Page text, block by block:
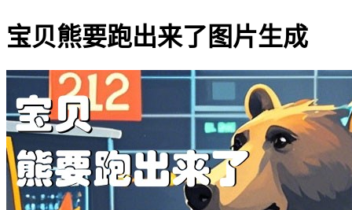
宝贝熊要跑出来了图片生成